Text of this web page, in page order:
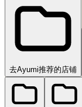
去Ayumi推荐的店铺